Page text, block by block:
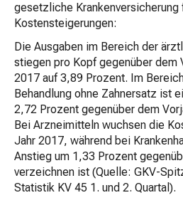
gesetzliche Krankenversicherung
Kostensteigerungen:
Die Ausgaben im Bereich der
stiegen pro Kopf gegenüber dem
2017 auf 3,89 Prozent. Im
Behandlung ohne Zahnersatz ist
2,72 Prozent gegenüber dem
Bei Arzneimitteln wuchsen die
Jahr 2017, während bei
Anstieg um 1,33 Prozent
verzeichnen ist (Quelle: GKV-
Statistik KV 45 1. und 2. Quartal).